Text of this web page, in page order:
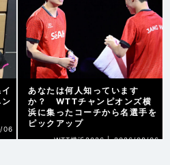
06
あなたは何人知っています
か？ WTTチャンピオンズ横
浜に集ったコーチから名選手を
ピックアップ
WTT横浜2026 | 2026/08/06